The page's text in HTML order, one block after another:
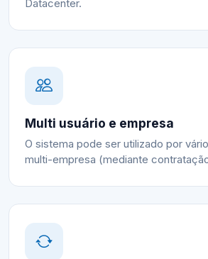
Datacenter.
Multi usuário e empresa
O sistema pode ser utilizado por
multi-empresa (mediante